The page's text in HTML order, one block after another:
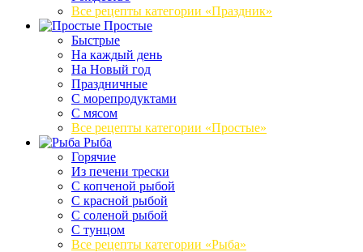
Все рецепты категории «Праздник»
Простые
Быстрые
На каждый день
На Новый год
Праздничные
С морепродуктами
С мясом
Все рецепты категории «Простые»
Рыба
Горячие
Из печени трески
С копченой рыбой
С красной рыбой
С соленой рыбой
С тунцом
Все рецепты категории «Рыба»